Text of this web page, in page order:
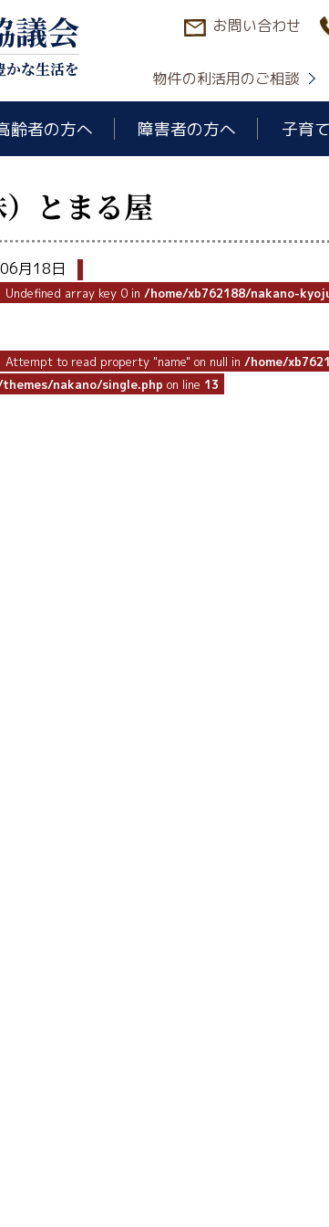
議会
かな生活を
お問い合わせ
物件の利活用のご相談
齢者の方へ 障害者の方へ 子育
）とまる屋
月18日
: Undefined array key 0 in /home/xb762188/nakano-
: Attempt to read property "name" on null in /home/
nakano/single.php on line 13